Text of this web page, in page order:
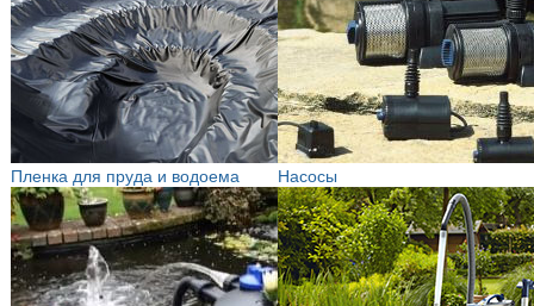
Пленка для пруда и водоема Насосы